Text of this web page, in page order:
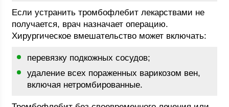
Если устранить тромбофлебит лекарствами не
получается, врач назначает операцию.
Хирургическое вмешательство может включать:
перевязку подкожных сосудов;
удаление всех пораженных варикозом вен,
включая нетромбированные.